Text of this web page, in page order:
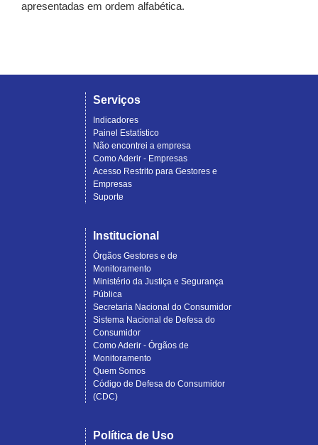
apresentadas em ordem alfabética.
Serviços
Indicadores
Painel Estatístico
Não encontrei a empresa
Como Aderir - Empresas
Acesso Restrito para Gestores e
Empresas
Suporte
Institucional
Órgãos Gestores e de
Monitoramento
Ministério da Justiça e Segurança
Pública
Secretaria Nacional do Consumidor
Sistema Nacional de Defesa do
Consumidor
Como Aderir - Órgãos de
Monitoramento
Quem Somos
Código de Defesa do Consumidor
(CDC)
Política de Uso